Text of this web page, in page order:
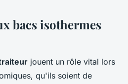
bacs isothermes
jouent un rôle vital lors
qu'ils soient de